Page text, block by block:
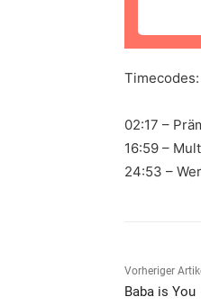
Timecodes:
02:17 –
16:59 –
24:53 –
Vorheriger
Baba is You